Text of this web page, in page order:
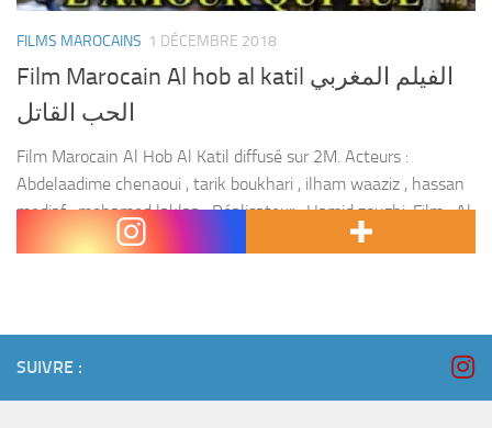
FILMS MAROCAINS 1 DÉCEMBRE 2018
Film Marocain Al hob al katil الفيلم المغربي
الحب القاتل
Film Marocain Al Hob Al Katil diffusé sur 2M. Acteurs :
Abdelaadime chenaoui , tarik boukhari , ilham waaziz , hassan
mediaf , mohamed laklaa . Réalisateur : Hamid zoughi. Film : Al
SUIVRE :